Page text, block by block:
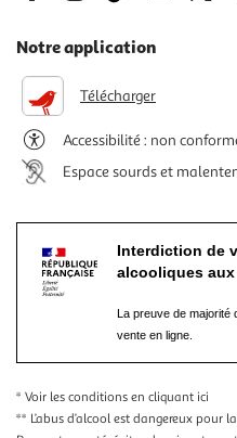
Notre application
Télécharger
Accessibilité : non
Espace sourds et
Interdiction de
alcooliques
La preuve de majorité
vente en ligne.
* Voir les conditions en cliquant ici
** L’abus d’alcool est dangereux pour